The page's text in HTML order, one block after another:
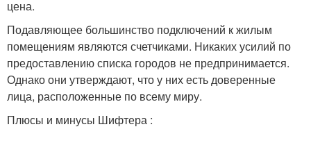
цена.
Подавляющее большинство подключений к жилым
помещениям являются счетчиками. Никаких усилий по
предоставлению списка городов не предпринимается.
Однако они утверждают, что у них есть доверенные
лица, расположенные по всему миру.
Плюсы и минусы Шифтера :